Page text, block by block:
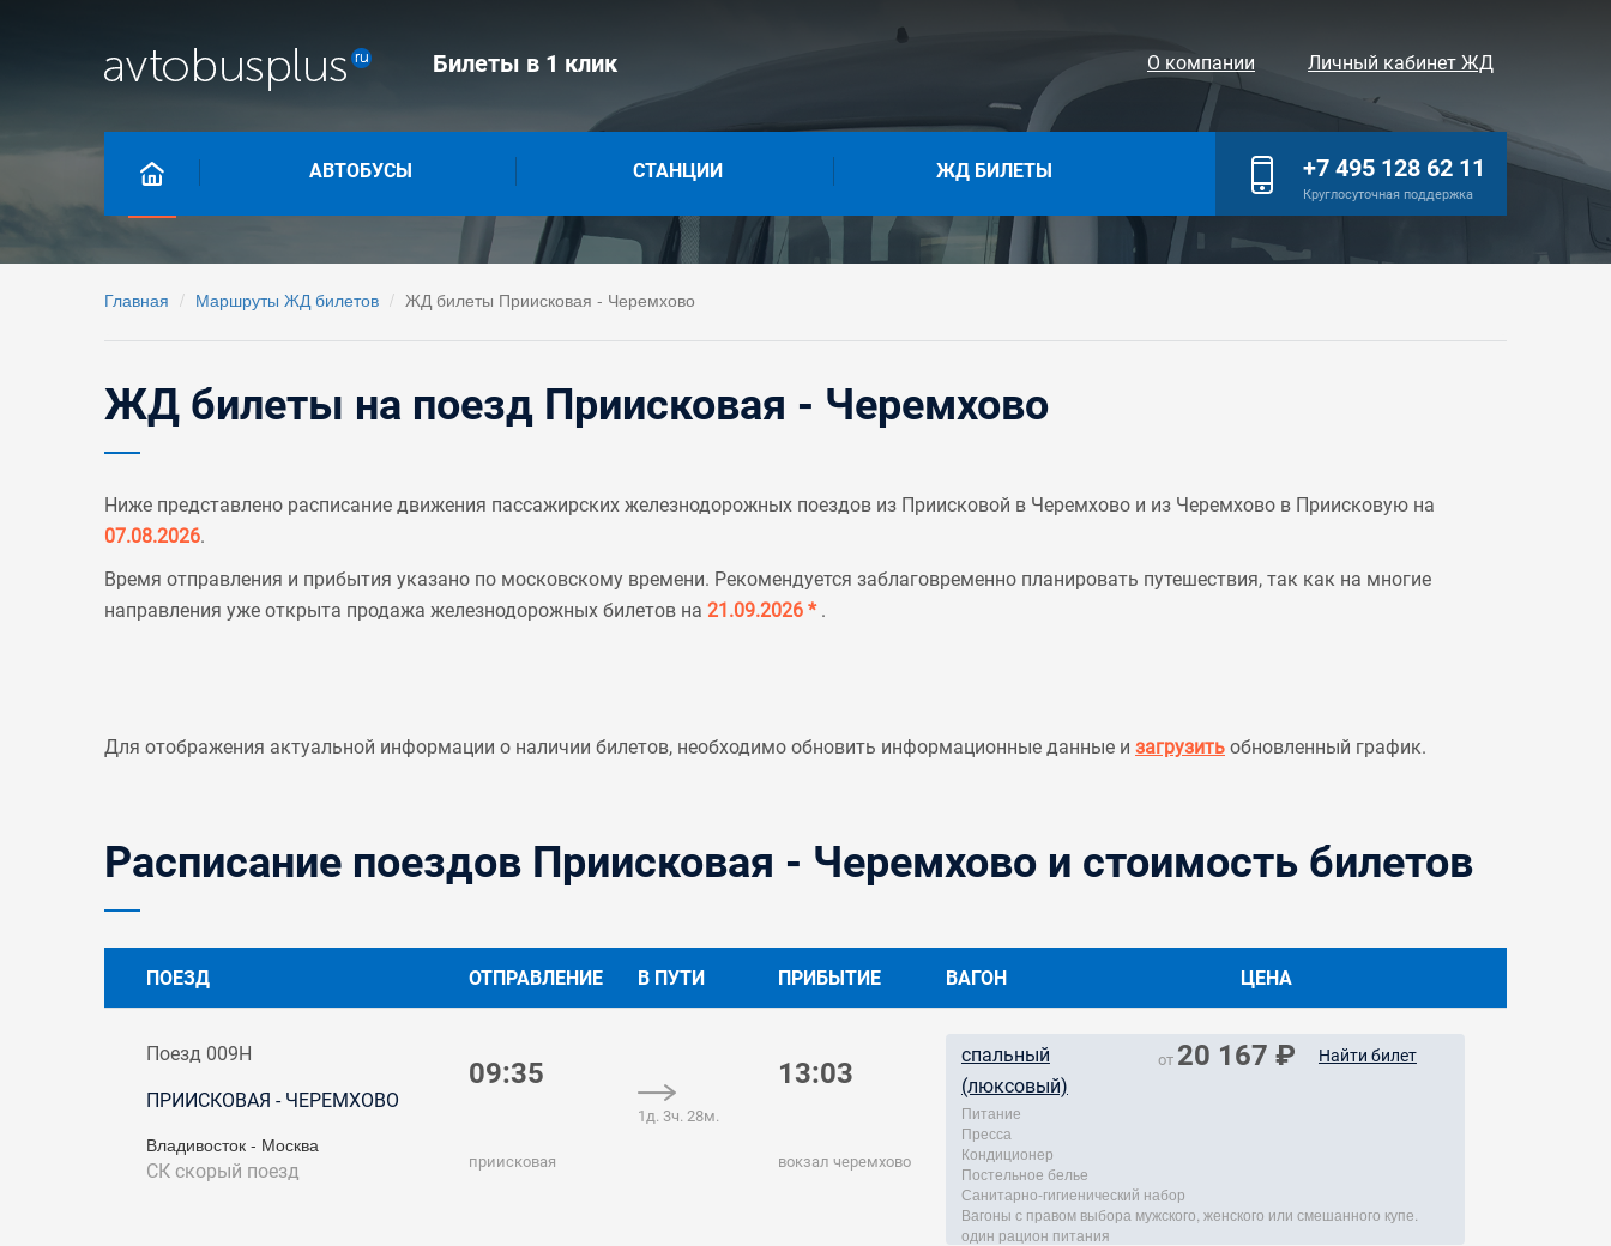
Билеты в 1 клик О компании Личный кабинет ЖД
АВТОБУСЫ СТАНЦИИ ЖД БИЛЕТЫ +7 495 128 62 11
Круглосуточная поддержка
Главная Маршруты ЖД билетов ЖД билеты Приисковая - Черемхово
ЖД билеты на поезд Приисковая - Черемхово
Ниже представлено расписание движения пассажирских железнодорожных поездов из Приисковой в Черемхово и из Черемхово в Приисковую на
07.08.2026.
Время отправления и прибытия указано по московскому времени. Рекомендуется заблаговременно планировать путешествия, так как на многие
направления уже открыта продажа железнодорожных билетов на 21.09.2026 * .
Для отображения актуальной информации о наличии билетов, необходимо обновить информационные данные и загрузить обновленный график.
Расписание поездов Приисковая - Черемхово и стоимость билетов
ПОЕЗД ОТПРАВЛЕНИЕ В ПУТИ ПРИБЫТИЕ ВАГОН ЦЕНА
Поезд 009Н
ПРИИСКОВАЯ - ЧЕРЕМХОВО
Владивосток - Москва
СКскорый поезд
09:35
приисковая
1д. 3ч. 28м.
13:03
вокзал черемхово
спальный
(люксовый)
от 20 167 ₽ Найти билет
Питание
Пресса
Кондиционер
Постельное белье
Санитарно-гигиенический набор
Вагоны с правом выбора мужского, женского или смешанного купе.
один рацион питания